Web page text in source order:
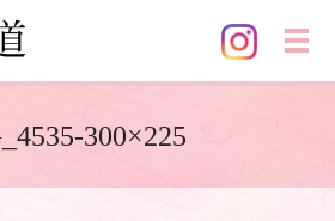
メ
300×225